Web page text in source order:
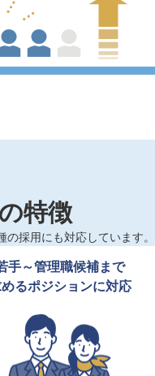
の特徴
採用にも対応しています。
手～管理職候補まで
るポジションに対応